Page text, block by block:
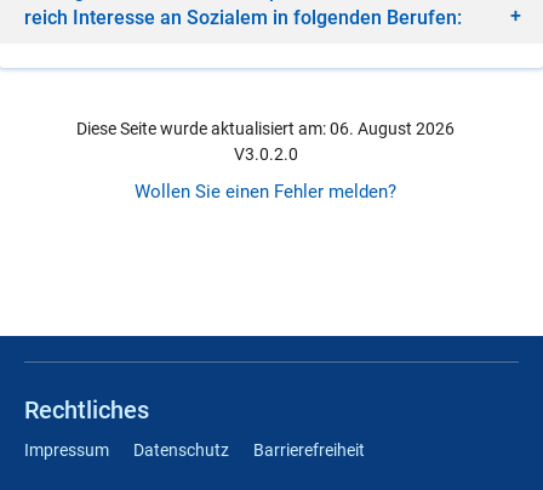
reich In­ter­es­se an So­zia­lem in fol­gen­den Be­ru­fen:
Diese Seite wurde aktualisiert am: 06. August 2026
V3.0.2.0
Wollen Sie einen Fehler melden?
Rechtliches
Impressum Datenschutz Barrierefreiheit